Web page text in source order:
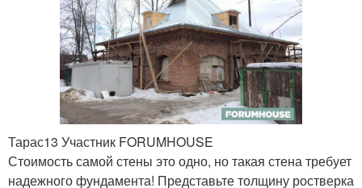
Тарас13 Участник FORUMHOUSE
Стоимость самой стены это одно, но такая стена требует
надежного фундамента! Представьте толщину ростверка